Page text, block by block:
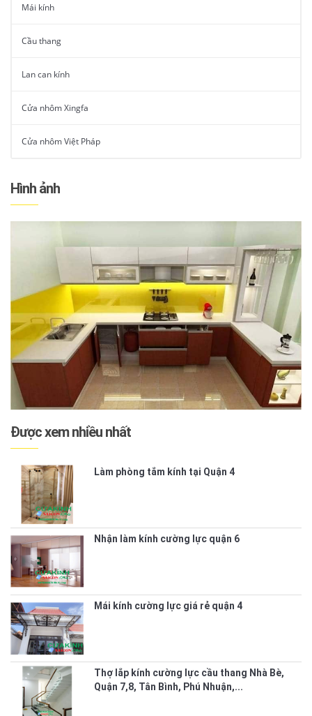
Mái kính
Cầu thang
Lan can kính
Cửa nhôm Xingfa
Cửa nhôm Việt Pháp
Hình ảnh
Được xem nhiều nhất
Làm phòng tắm kính tại Quận 4
Nhận làm kính cường lực quận 6
Mái kính cường lực giá rẻ quận 4
Thợ lắp kính cường lực cầu thang Nhà Bè,
Quận 7,8, Tân Bình, Phú Nhuận,...